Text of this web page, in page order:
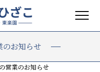
お知らせ
営業のお知らせ